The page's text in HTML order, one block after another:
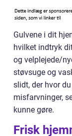
Gulvene i dit
hvilket indtryk
og velplejede/
støvsuge og
slidt, der hvor
misfarvninger,
kunne gøre.
Frisk